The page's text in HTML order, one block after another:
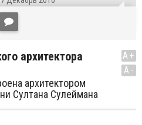
архитектора
архитектором
Султана Сулеймана
A+
A-